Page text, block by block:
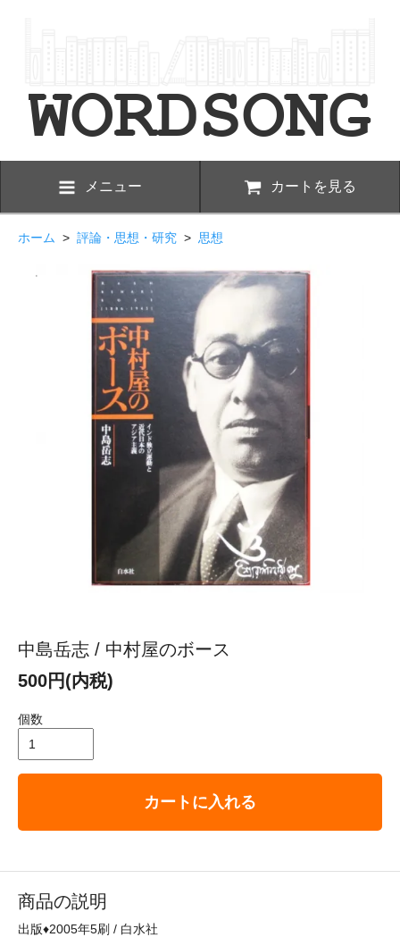
メニュー カートを見る
ホーム > 評論・思想・研究 > 思想
中島岳志 / 中村屋のボース
500円(内税)
個数
カートに入れる
商品の説明
出版♦2005年5刷 / 白水社